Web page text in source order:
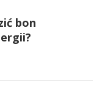
bon